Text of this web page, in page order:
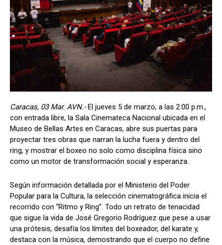
Caracas, 03 Mar. AVN.-El jueves 5 de marzo, a las 2:00 p.m.,
con entrada libre, la Sala Cinemateca Nacional ubicada en el
Museo de Bellas Artes en Caracas, abre sus puertas para
proyectar tres obras que narran la lucha fuera y dentro del
ring, y mostrar el boxeo no solo como disciplina física sino
como un motor de transformación social y esperanza.
Según información detallada por el Ministerio del Poder
Popular para la Cultura, la selección cinematográfica inicia el
recorrido con “Ritmo y Ring”. Todo un retrato de tenacidad
que sigue la vida de José Gregorio Rodríguez que pese a usar
una prótesis, desafía los límites del boxeador, del karate y,
destaca con la música, demostrando que el cuerpo no define